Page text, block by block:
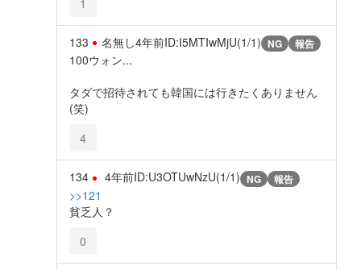
133 名無し4年前ID:I5MTIwMjU(1/1) NG 報告
100ウォン...
タダで招待されても韓国には行きたくありません
(笑)
4
134 4年前ID:U3OTUwNzU(1/1) NG 報告
>>121
貧乏人？
0